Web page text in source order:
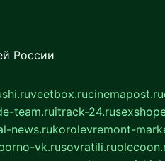
России
veetbox.rucinemapost.ru
team.ruitrack-24.ru
news.rukorolevremont-
vk.rusovratili.ru